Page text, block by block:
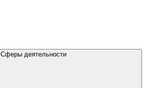
Сферы деятельности